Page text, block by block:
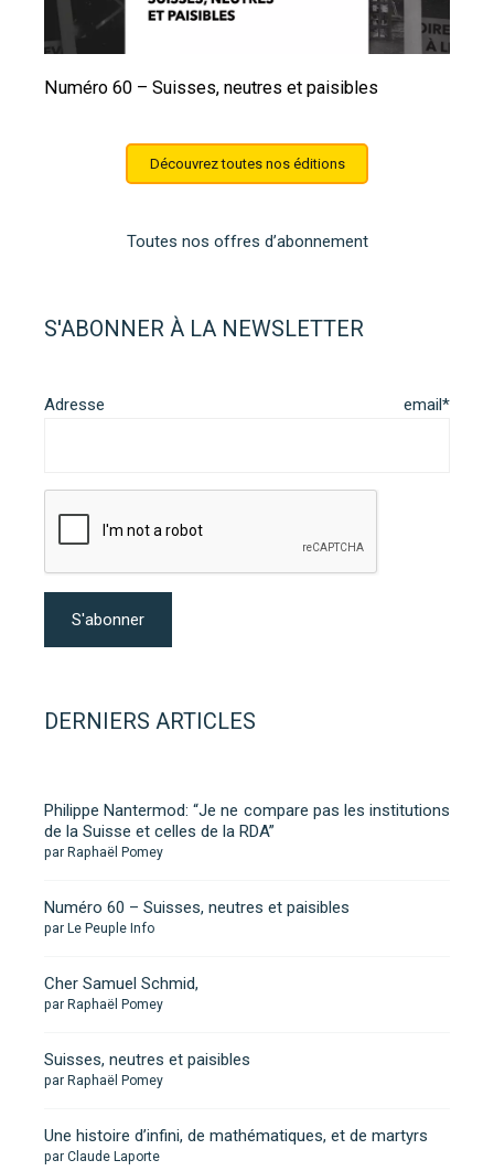
Numéro 60 – Suisses, neutres et paisibles
Découvrez toutes nos éditions
Toutes nos offres d’abonnement
S'ABONNER À LA NEWSLETTER
Adresse email*
DERNIERS ARTICLES
Philippe Nantermod: “Je ne compare pas les institutions
de la Suisse et celles de la RDA”
par Raphaël Pomey
Numéro 60 – Suisses, neutres et paisibles
par Le Peuple Info
Cher Samuel Schmid,
par Raphaël Pomey
Suisses, neutres et paisibles
par Raphaël Pomey
Une histoire d’infini, de mathématiques, et de martyrs
par Claude Laporte